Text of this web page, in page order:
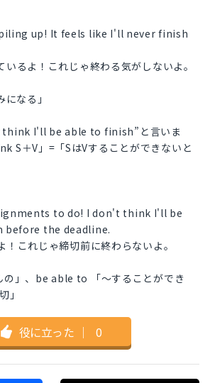
up! It feels like I'll never finish
いるよ！これじゃ終わる気がしないよ。
なる」
think I'll be able to finish”と言いま
S＋V」=「SはVすることができないと
to do! I don't think I'll be
the deadline.
！これじゃ締切前に終わらないよ。
」、be able to 「〜することができ
」
役に立った ｜ 0